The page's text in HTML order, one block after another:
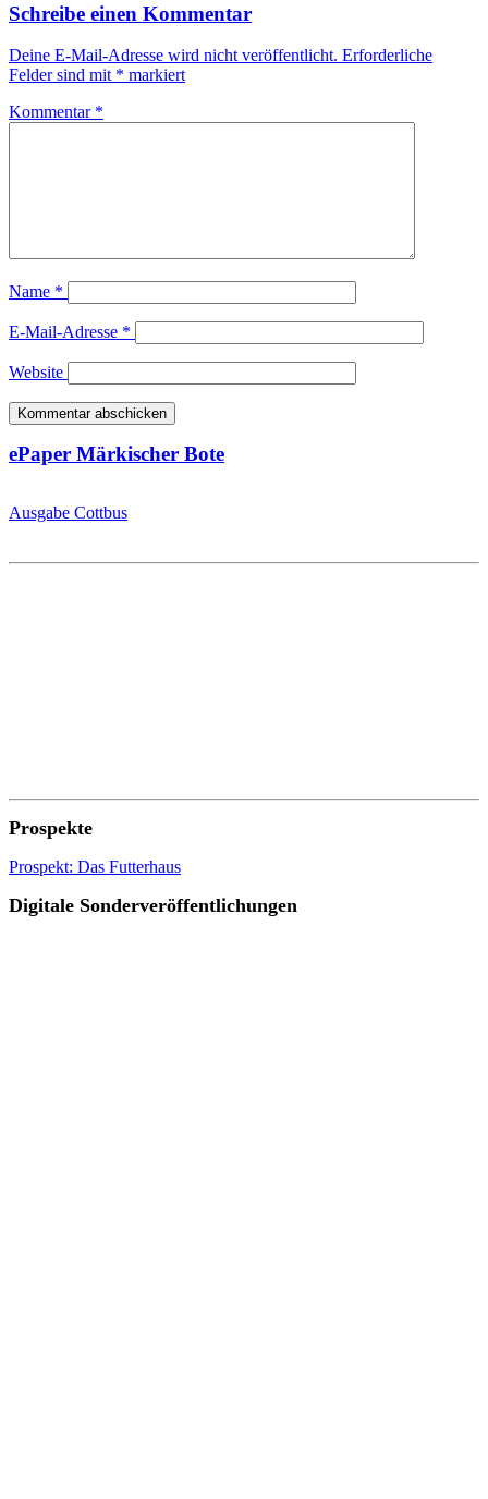
Schreibe einen Kommentar
Deine E-Mail-Adresse wird nicht veröffentlicht. Erforderliche
Felder sind mit * markiert
Kommentar *
Name *
E-Mail-Adresse *
Website
ePaper Märkischer Bote
Ausgabe Cottbus
Prospekte
Prospekt: Das Futterhaus
Digitale Sonderveröffentlichungen